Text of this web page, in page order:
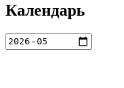
Календарь